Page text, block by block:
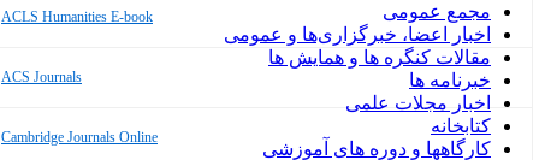
مجمع عمومی
اخبار اعضا، خبرگزاری‌ها و عمومی
مقالات کنگره ها و همایش ها
خبرنامه ها
اخبار مجلات علمی
کتابخانه
کارگاهها و دوره های آموزشی
ACLS Humanities E-book
ACS Journals
Cambridge Journals Online